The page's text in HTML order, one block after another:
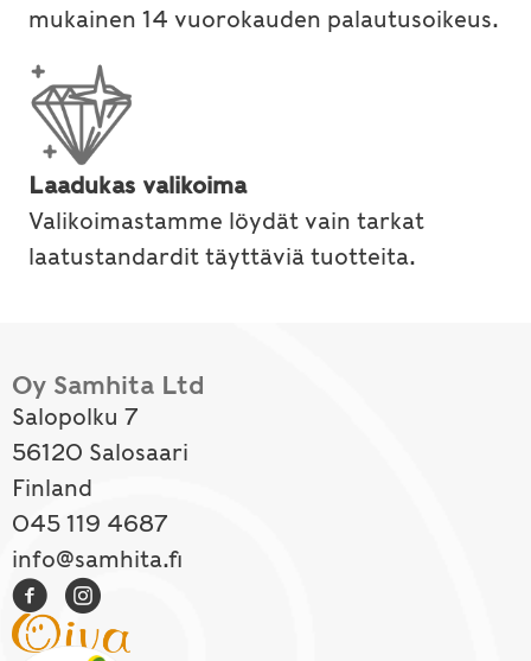
mukainen 14 vuorokauden palautusoikeus.
Laadukas valikoima
Valikoimastamme löydät vain tarkat
laatustandardit täyttäviä tuotteita.
Oy Samhita Ltd
Salopolku 7
56120 Salosaari
Finland
045 119 4687
info@samhita.fi